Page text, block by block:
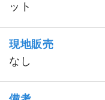
ット
現地販売
なし